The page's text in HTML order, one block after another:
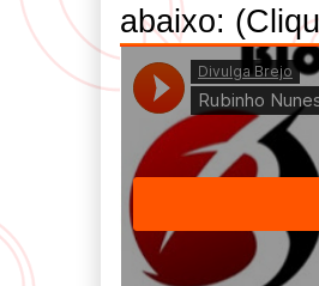
abaixo: